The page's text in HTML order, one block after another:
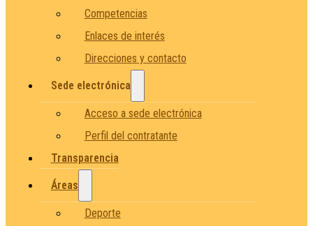
Competencias
Enlaces de interés
Direcciones y contacto
Sede electrónica
Acceso a sede electrónica
Perfil del contratante
Transparencia
Áreas
Deporte